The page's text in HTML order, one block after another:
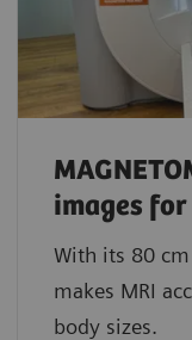
images
With its 80 cm
makes MRI
body sizes.